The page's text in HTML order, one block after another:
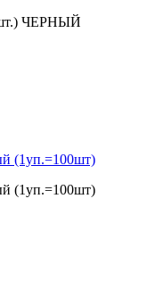
ЧЕРНЫЙ
(1уп.=100шт)
(1уп.=100шт)